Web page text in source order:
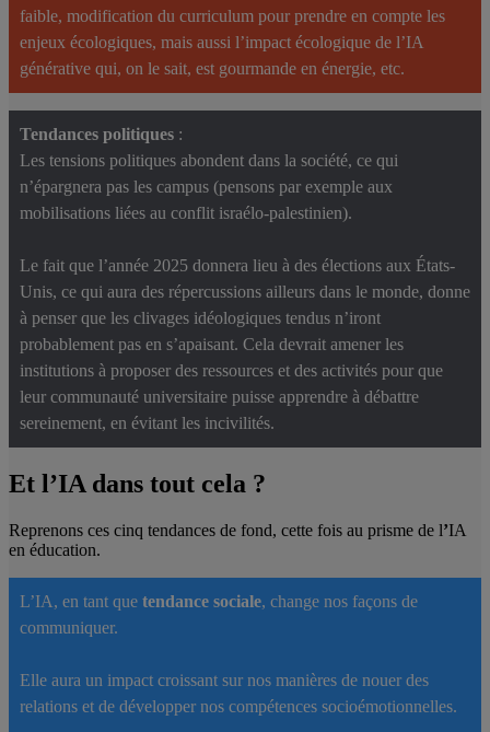
faible, modification du curriculum pour prendre en compte les
enjeux écologiques, mais aussi l’impact écologique de l’IA
générative qui, on le sait, est gourmande en énergie, etc.
Tendances politiques :
Les tensions politiques abondent dans la société, ce qui
n’épargnera pas les campus (pensons par exemple aux
mobilisations liées au conflit israélo-palestinien).
Le fait que l’année 2025 donnera lieu à des élections aux États-
Unis, ce qui aura des répercussions ailleurs dans le monde, donne
à penser que les clivages idéologiques tendus n’iront
probablement pas en s’apaisant. Cela devrait amener les
institutions à proposer des ressources et des activités pour que
leur communauté universitaire puisse apprendre à débattre
sereinement, en évitant les incivilités.
Et l’IA dans tout cela ?
Reprenons ces cinq tendances de fond, cette fois au prisme de l’IA
en éducation.
L’IA, en tant que tendance sociale, change nos façons de
communiquer.
Elle aura un impact croissant sur nos manières de nouer des
relations et de développer nos compétences socioémotionnelles.